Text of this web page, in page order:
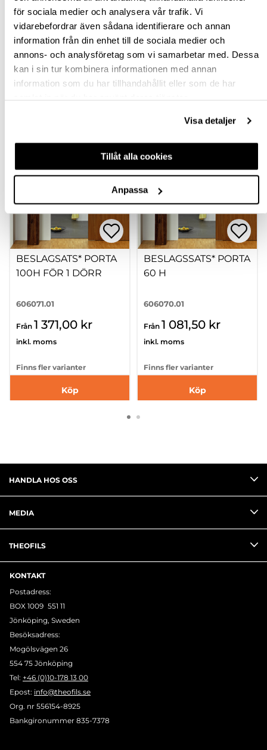
för sociala medier och analysera vår trafik. Vi
vidarebefordrar även sådana identifierare och annan
information från din enhet till de sociala medier och
annons- och analysföretag som vi samarbetar med. Dessa
kan i sin tur kombinera informationen med annan
information som du har tillhandahållit eller som de har
Visa detaljer
Tillåt alla cookies
Anpassa
SPECIFIKATION
FRÅGA OM PRODUKT
RECENSIONER
BESLAGSATS* PORTA
100H FÖR 1 DÖRR
606071.01
Från 1 371,00 kr
inkl. moms
Finns fler varianter
Köp
BESLAGSSATS* PORTA
60 H
606070.01
Från 1 081,50 kr
inkl. moms
Finns fler varianter
Köp
HANDLA HOS OSS
MEDIA
THEOFILS
KONTAKT
Postadress:
BOX 1009 551 11
Jönköping, Sweden
Besöksadress:
Mogölsvägen 26
554 75 Jönköping
Tel: +46 (0)10-178 13 00
Epost: info@theofils.se
Org. nr 556154-8925
Bankgironummer 835-7378